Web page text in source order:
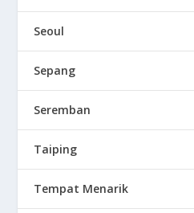
Seoul
Sepang
Seremban
Taiping
Tempat Menarik